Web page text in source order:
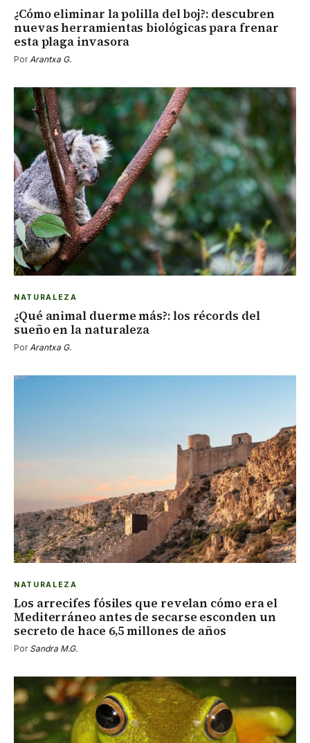
¿Cómo eliminar la polilla del boj?: descubren
nuevas herramientas biológicas para frenar
esta plaga invasora
Por Arantxa G.
NATURALEZA
¿Qué animal duerme más?: los récords del
sueño en la naturaleza
Por Arantxa G.
NATURALEZA
Los arrecifes fósiles que revelan cómo era el
Mediterráneo antes de secarse esconden un
secreto de hace 6,5 millones de años
Por Sandra M.G.